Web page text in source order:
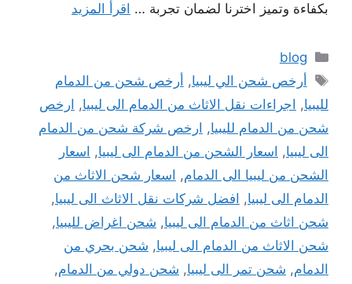
بكفاءة وتميز اخترنا لضمان تجربة … اقرأ المزيد
التصنيفات
blog
الوسوم
أرخص شحن الي ليبيا, أرخص شحن من الدمام
لليبيا, اجراءات نقل الاثاث من الدمام الى ليبيا, ارخص
شحن من الدمام لليبيا, ارخص شركة شحن من الدمام
الى ليبيا, اسعار الشحن من الدمام الى ليبيا, اسعار
الشحن من ليبيا الى الدمام, اسعار شحن الاثاث من
الدمام الى ليبيا, افضل شركات نقل الاثاث الى ليبيا,
شحن اثاث من الدمام الى ليبيا, شحن اغراض لليبيا,
شحن الاثاث من الدمام الى ليبيا, شحن بحري من
الدمام, شحن تمر الى ليبيا, شحن دولي من الدمام,